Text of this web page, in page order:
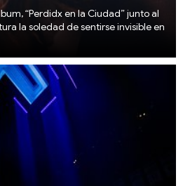
“Perdidx en la Ciudad” junto al
la soledad de sentirse invisible en